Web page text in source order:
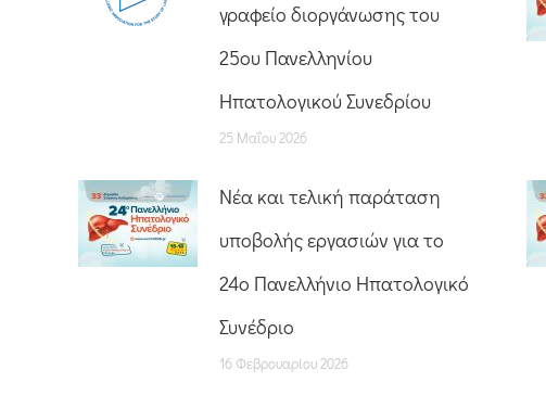
γραφείο διοργάνωσης του
25ου Πανελληνίου
Ηπατολογικού Συνεδρίου
25 Μαΐου 2026
Nέα και τελική παράταση
υποβολής εργασιών για το
24ο Πανελλήνιο Ηπατολογικό
Συνέδριο
16 Φεβρουαρίου 2026